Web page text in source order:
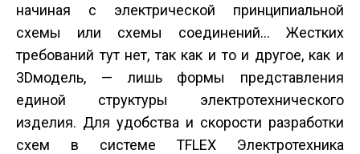
начиная с электрической принципиальной
схемы или схемы соединений… Жестких
требований тут нет, так как и то и другое, как и
3D­модель, — лишь формы представления
единой структуры электротехнического
изделия. Для удобства и скорости разработки
схем в системе T­FLEX Электротехника